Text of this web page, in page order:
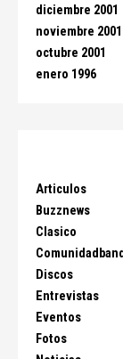
diciembre 2001
noviembre 2001
octubre 2001
enero 1996
Articulos
Buzznews
Clasico
Discos
Entrevistas
Eventos
Fotos